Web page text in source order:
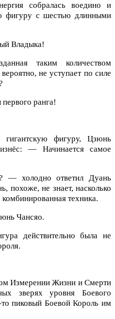
собралась воедино и
фигуру с шестью длинными
Владыка!
таким количеством
не уступает по силе
ранга!
фигуру, Цзюнь
— Начинается самое
— холодно ответил Дуань
не знает, насколько
техника.
Чансяо.
действительно была не
Измерении Жизни и Смерти
зверях уровня Боевого
пиковый Боевой Король им